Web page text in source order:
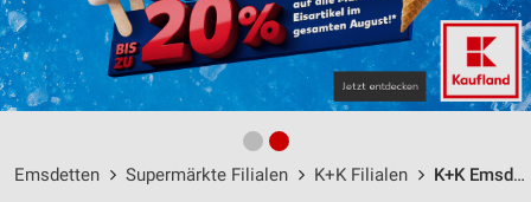
Emsdetten Supermärkte Filialen K+K Filialen K+K Emsdetten / Hermannstr. 7 - Öffnungszeiten & Adresse